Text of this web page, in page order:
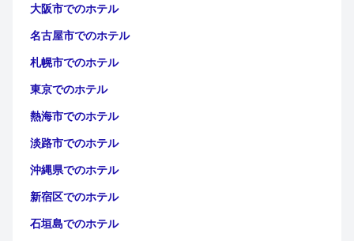
大阪市でのホテル
名古屋市でのホテル
札幌市でのホテル
東京でのホテル
熱海市でのホテル
淡路市でのホテル
沖縄県でのホテル
新宿区でのホテル
石垣島でのホテル